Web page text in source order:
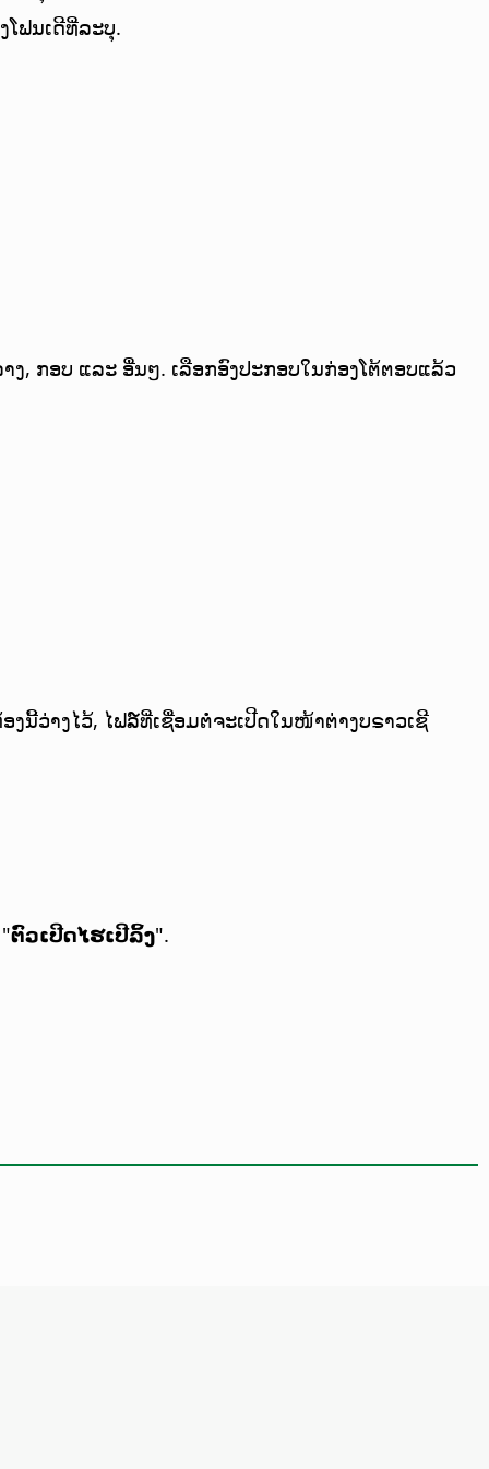
ຟນເດີທີ່ລະບຸ.
, ກອບ ແລະ ອື່ນໆ. ເລືອກອົງປະກອບໃນກ່ອງໂຕ້ຕອບແລ້ວ
ວ່າງໄວ້, ໄຟລ໌ທີ່ເຊື່ອມຕໍ່ຈະເປີດໃນໜ້າຕ່າງບຣາວເຊີ
ຕົວເປີດໄຮເປີລິ້ງ".